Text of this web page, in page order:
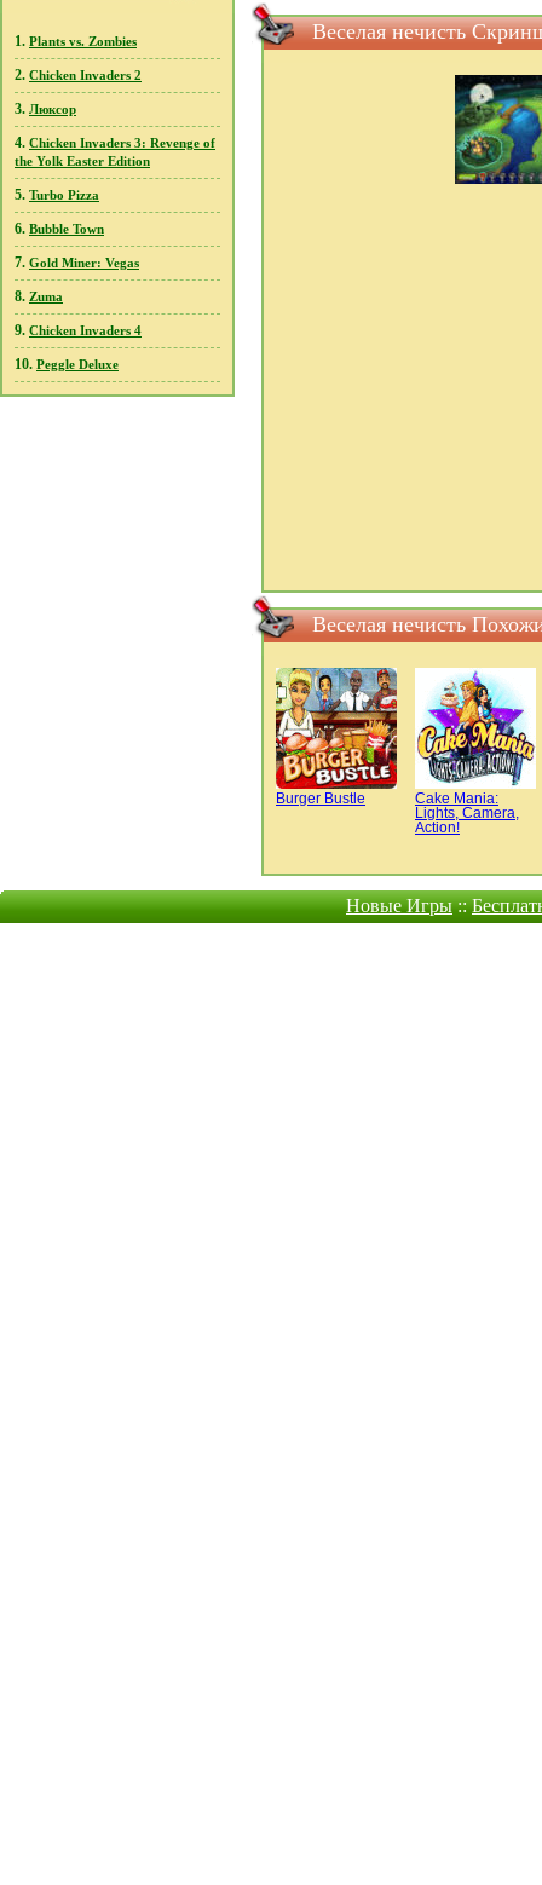
1. Plants vs. Zombies
2. Chicken Invaders 2
3. Люксор
4. Chicken Invaders 3: Revenge of
the Yolk Easter Edition
5. Turbo Pizza
6. Bubble Town
7. Gold Miner: Vegas
8. Zuma
9. Chicken Invaders 4
10. Peggle Deluxe
Веселая нечисть
Веселая нечисть
Burger Bustle
Cake Mania:
Lights, Camera,
Action!
Новые Игры::